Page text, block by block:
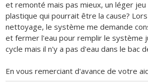
et remonté mais pas mieux, un léger jeu
plastique qui pourrait être la cause?
nettoyage, le système me demande
et fermer l'eau pour remplir le système
cycle mais il n'y a pas d'eau dans le bac
En vous remerciant d'avance de votre